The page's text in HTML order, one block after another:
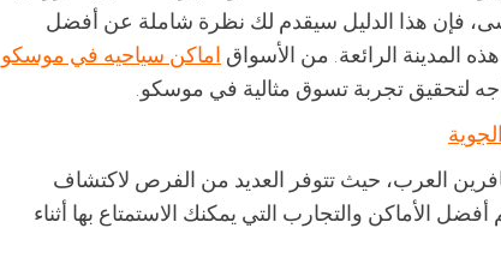
فإن هذا الدليل سيقدم لك نظرة شاملة عن أفضل
المدينة الرائعة. من الأسواق اماكن سياحيه في موسكو
لتحقيق تجربة تسوق مثالية في موسكو.
العرب، حيث تتوفر العديد من الفرص لاكتشاف
الأماكن والتجارب التي يمكنك الاستمتاع بها أثناء